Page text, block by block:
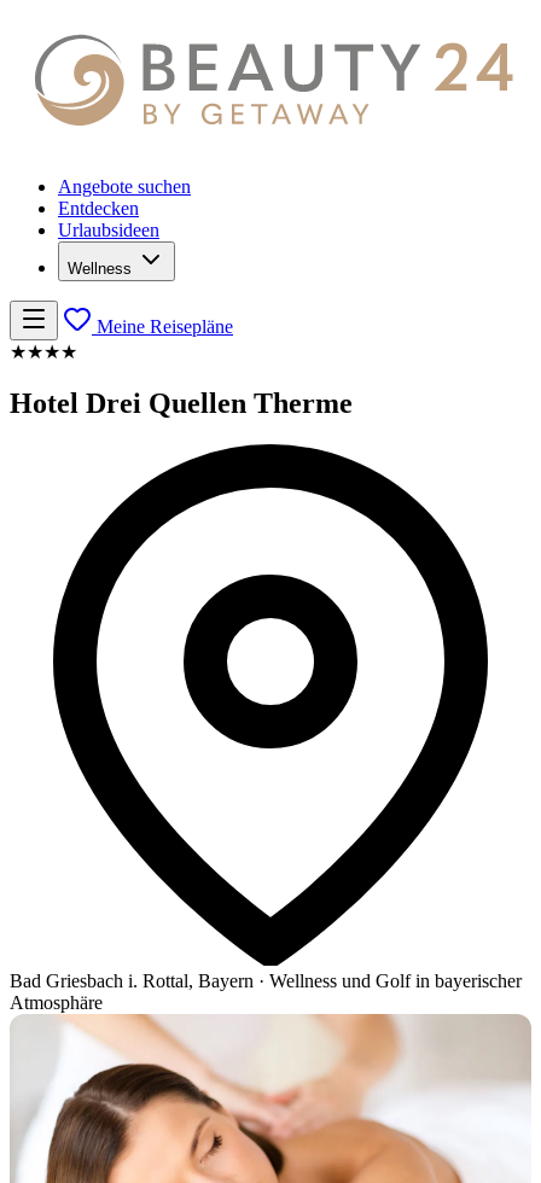
Angebote suchen
Entdecken
Urlaubsideen
Wellness
Meine Reisepläne
★★★★
Hotel Drei Quellen Therme
Bad Griesbach i. Rottal, Bayern · Wellness und Golf in bayerischer
Atmosphäre